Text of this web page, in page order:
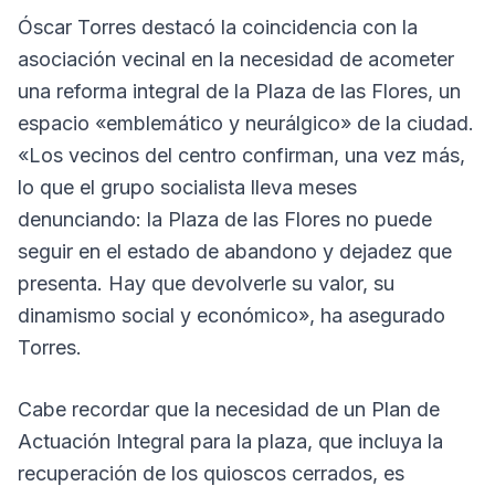
Óscar Torres destacó la coincidencia con la
asociación vecinal en la necesidad de acometer
una reforma integral de la Plaza de las Flores, un
espacio «emblemático y neurálgico» de la ciudad.
«Los vecinos del centro confirman, una vez más,
lo que el grupo socialista lleva meses
denunciando: la Plaza de las Flores no puede
seguir en el estado de abandono y dejadez que
presenta. Hay que devolverle su valor, su
dinamismo social y económico», ha asegurado
Torres.
Cabe recordar que la necesidad de un Plan de
Actuación Integral para la plaza, que incluya la
recuperación de los quioscos cerrados, es